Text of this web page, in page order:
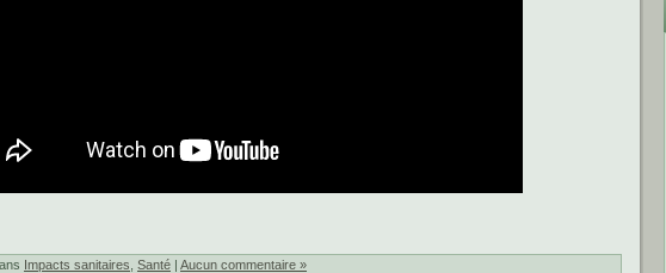
Impacts sanitaires Santé | Aucun commentaire »